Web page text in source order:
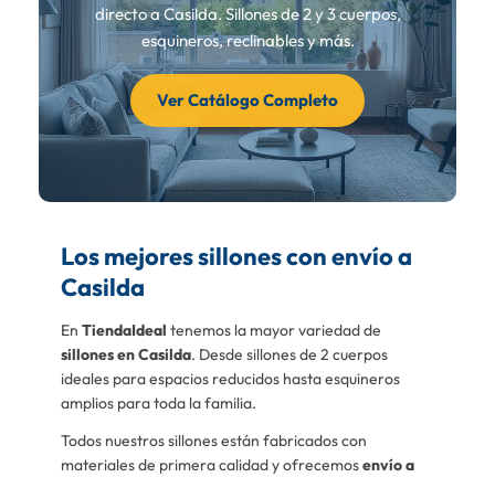
directo a Casilda. Sillones de 2 y 3 cuerpos,
esquineros, reclinables y más.
Ver Catálogo Completo
Los mejores sillones con envío a
Casilda
En TiendaIdeal tenemos la mayor variedad de
sillones en Casilda. Desde sillones de 2 cuerpos
ideales para espacios reducidos hasta esquineros
amplios para toda la familia.
Todos nuestros sillones están fabricados con
materiales de primera calidad y ofrecemosenvío a